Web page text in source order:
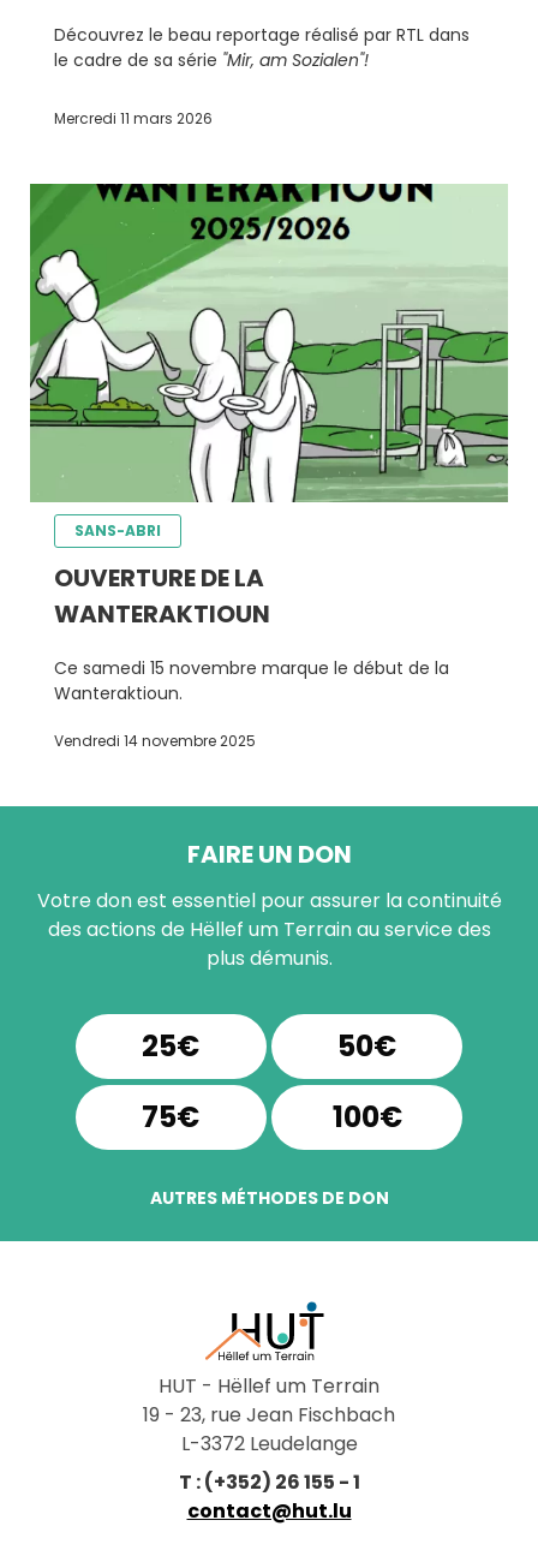
Découvrez le beau reportage réalisé par RTL dans
le cadre de sa série "Mir, am Sozialen"!
Mercredi 11 mars 2026
SANS-ABRI
OUVERTURE DE LA
WANTERAKTIOUN
Ce samedi 15 novembre marque le début de la
Wanteraktioun.
Vendredi 14 novembre 2025
FAIRE UN DON
Votre don est essentiel pour assurer la continuité
des actions de Hëllef um Terrain au service des
plus démunis.
25€
50€
75€
100€
AUTRES MÉTHODES DE DON
HUT - Hëllef um Terrain
19 - 23, rue Jean Fischbach
L-3372 Leudelange
T : (+352) 26 155 - 1
contact@hut.lu